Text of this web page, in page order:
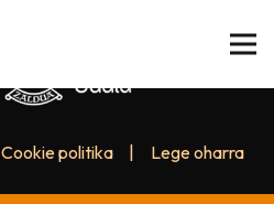
Cookie politika Lege oharra